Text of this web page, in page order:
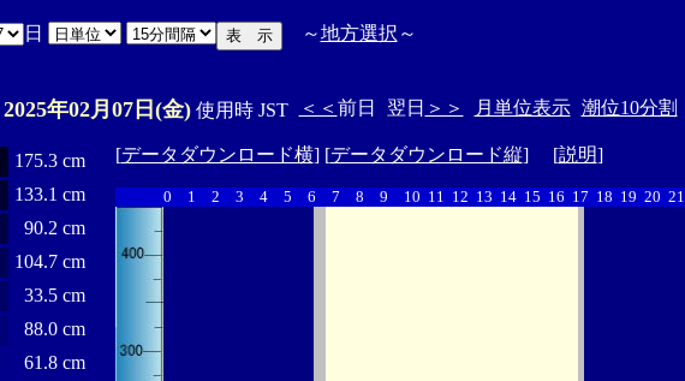
日 ～地方選択 ～
2025年02月07日(金)使用時 JST ＜＜ 前日 翌日 ＞＞ 月単位表示 潮位10分割
175.3 cm
133.1 cm
90.2 cm
104.7 cm
33.5 cm
88.0 cm
61.8 cm
[データダウンロード横] [データダウンロード縦] [説明]
0 1 2 3 4 5 6 7 8 9 10 11 12 13 14 15 16 17 18 19 20 21